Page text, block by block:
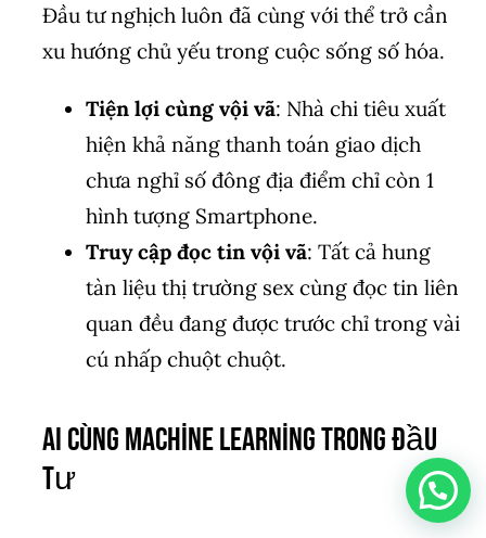
Đầu tư nghịch luôn đã cùng với thể trở cần
xu hướng chủ yếu trong cuộc sống số hóa.
Tiện lợi cùng vội vã: Nhà chi tiêu xuất
hiện khả năng thanh toán giao dịch
chưa nghỉ số đông địa điểm chỉ còn 1
hình tượng Smartphone.
Truy cập đọc tin vội vã: Tất cả hung
tàn liệu thị trường sex cùng đọc tin liên
quan đều đang được trước chỉ trong vài
cú nhấp chuột chuột.
AI cùng Machine Learning Trong Đầu
Tư